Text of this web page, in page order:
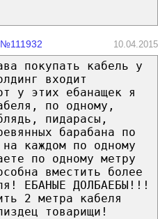
№111932 10.04.2015
покупать кабель у
входит
у этих ебанащек я
по одному,
пидарасы,
барабана по
каждом по одному
по одному метру
вместить более
ЕБАНЫЕ ДОЛБАЕБЫ!!!
2 метра кабеля
товарищи!